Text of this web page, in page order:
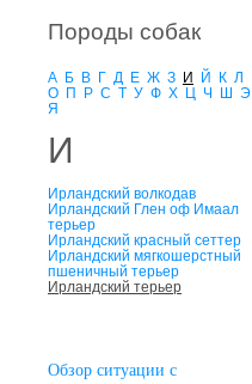
Породы собак
А Б В Г Д Е Ж З И Й К Л
О П Р С Т У Ф Х Ц Ч Ш Э
Я
И
Ирландский волкодав
Ирландский Глен оф Имаал
терьер
Ирландский красный сеттер
Ирландский мягкошерстный
пшеничный терьер
Ирландский терьер
Oбзор cитуации с